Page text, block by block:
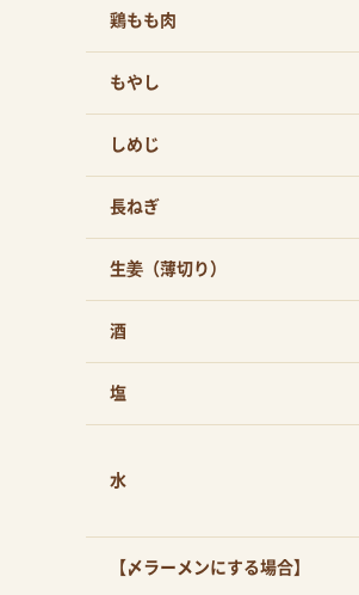
鶏もも肉
もやし
しめじ
長ねぎ
生姜（薄切り）
酒
塩
水
【〆ラーメンにする場合】